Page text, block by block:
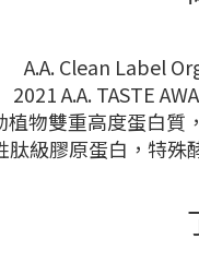
A.A. Clean Label
2021 A.A. TASTE
植物雙重高度蛋白質
肽級膠原蛋白，特